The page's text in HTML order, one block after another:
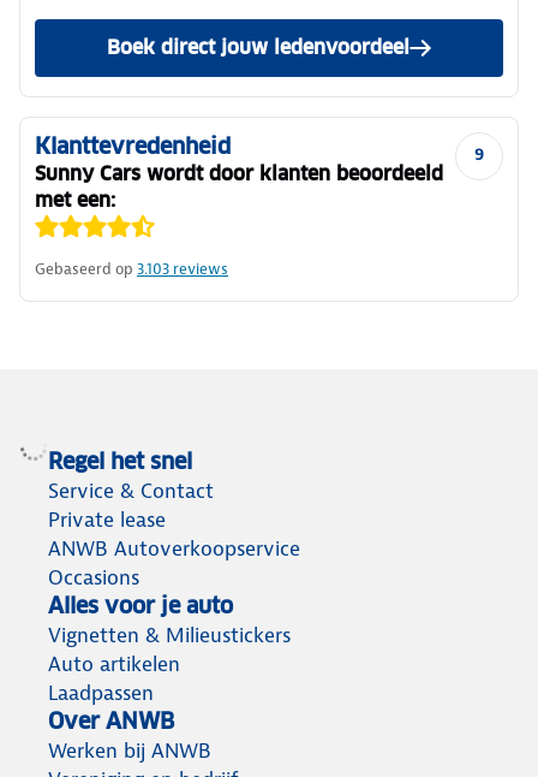
Boek direct jouw ledenvoordeel
9
Klanttevredenheid
Sunny Cars wordt door klanten beoordeeld
met een:
Gebaseerd op 3.103 reviews
Regel het snel
Service & Contact
Private lease
ANWB Autoverkoopservice
Occasions
Alles voor je auto
Vignetten & Milieustickers
Auto artikelen
Laadpassen
Over ANWB
Werken bij ANWB